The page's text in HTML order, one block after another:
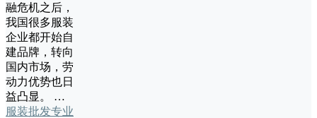
融危机之后，
我国很多服装
企业都开始自
建品牌，转向
国内市场，劳
动力优势也日
益凸显。 …
服装批发专业